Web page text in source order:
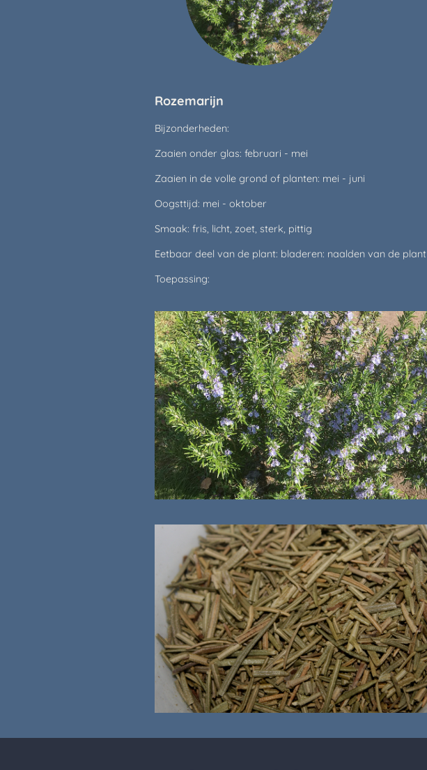
Rozemarijn
Bijzonderheden:
Zaaien onder glas: februari - mei
Zaaien in de volle grond of planten: mei - juni
Oogsttijd: mei - oktober
Smaak: fris, licht, zoet, sterk, pittig
Eetbaar deel van de plant: bladeren: naalden van de plant
Toepassing: